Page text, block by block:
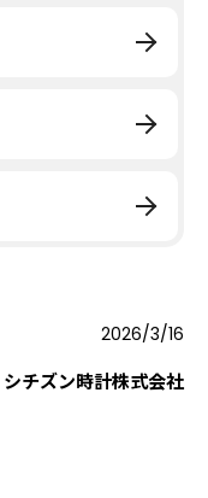
2026/3/16
シチズン時計株式会社